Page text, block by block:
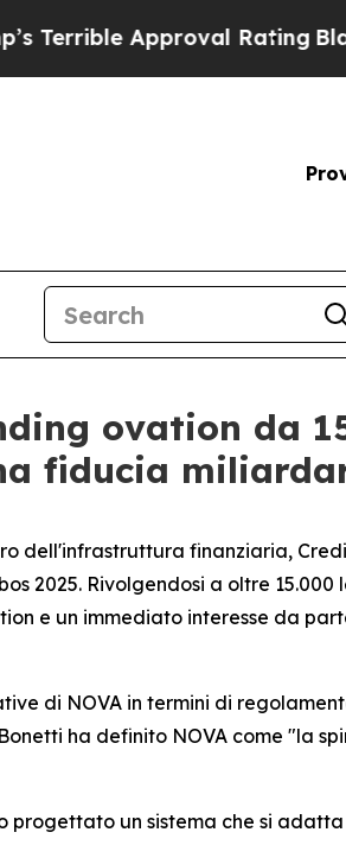
Approval RatingBlack
ovation da
fiducia
dell'infrastruttura finanziaria,
2025. Rivolgendosi a oltre 15.000
e un immediato interesse da
di NOVA in termini di
ha definito NOVA come "la
progettato un sistema che si